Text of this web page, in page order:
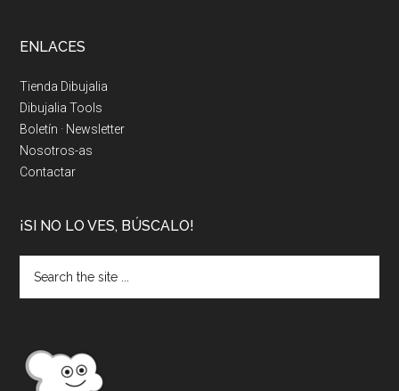
ENLACES
Tienda Dibujalia
Dibujalia Tools
Boletín · Newsletter
Nosotros-as
Contactar
¡SI NO LO VES, BÚSCALO!
the